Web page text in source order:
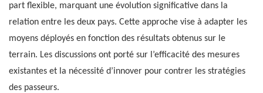
part flexible, marquant une évolution significative dans la
relation entre les deux pays. Cette approche vise à adapter les
moyens déployés en fonction des résultats obtenus sur le
terrain. Les discussions ont porté sur l’efficacité des mesures
existantes et la nécessité d’innover pour contrer les stratégies
des passeurs.